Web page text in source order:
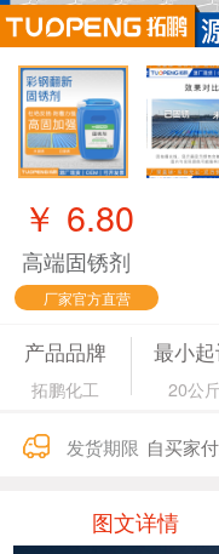
￥ 6.80
高端固锈剂
厂家官方直营
产品品牌
拓鹏化工
最小
20公
发货期限 自买家
图文详情